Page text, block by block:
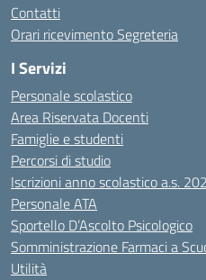
Contatti
Orari ricevimento Segreteria
I Servizi
Personale scolastico
Area Riservata Docenti
Famiglie e studenti
Percorsi di studio
Iscrizioni anno scolastico a.s.
Personale ATA
Sportello D’Ascolto Psicologico
Somministrazione Farmaci a
Utilità